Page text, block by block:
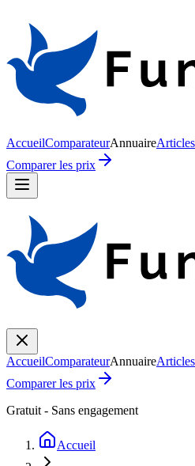
AccueilComparateurAnnuaireArticles
Comparer les prix
AccueilComparateurAnnuaireArticles
Comparer les prix
Gratuit - Sans engagement
Accueil